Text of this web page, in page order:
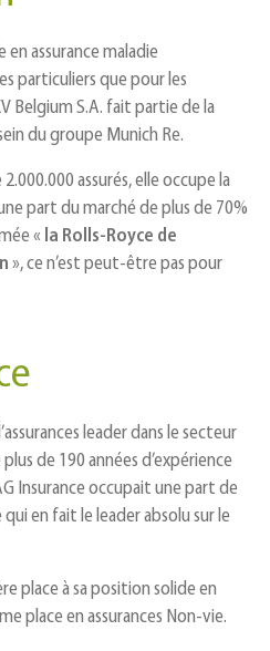
en assurance maladie
particuliers que pour les
Belgium S.A. fait partie de la
du groupe Munich Re.
assurés, elle occupe la
part du marché de plus de 70%
« la Rolls-Royce de
», ce n’est peut-être pas pour
leader dans le secteur
de 190 années d’expérience
Insurance occupait une part de
en fait le leader absolu sur le
place à sa position solide en
place en assurances Non-vie.